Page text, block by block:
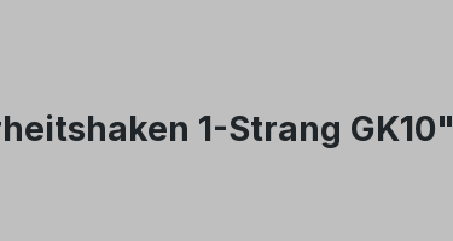
1-Strang GK10"